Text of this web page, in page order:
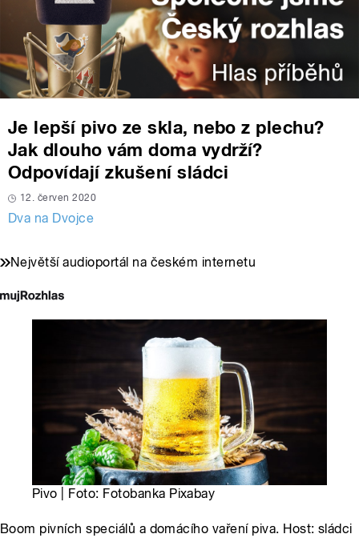
Je lepší pivo ze skla, nebo z plechu?
Jak dlouho vám doma vydrží?
Odpovídají zkušení sládci
12. červen 2020
Dva na Dvojce
Největší audioportál na českém internetu
Pivo | Foto: Fotobanka Pixabay
Boom pivních speciálů a domácího vaření piva. Host: sládci